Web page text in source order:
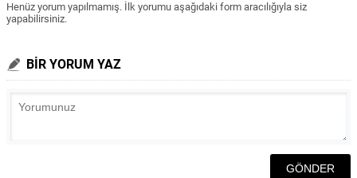
Henüz yorum yapılmamış. İlk yorumu aşağıdaki form aracılığıyla siz
yapabilirsiniz.
BİR YORUM YAZ